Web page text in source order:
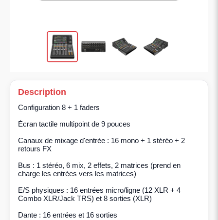
Description
Configuration 8 + 1 faders
Écran tactile multipoint de 9 pouces
Canaux de mixage d'entrée : 16 mono + 1 stéréo + 2
retours FX
Bus : 1 stéréo, 6 mix, 2 effets, 2 matrices (prend en
charge les entrées vers les matrices)
E/S physiques : 16 entrées micro/ligne (12 XLR + 4
Combo XLR/Jack TRS) et 8 sorties (XLR)
Dante : 16 entrées et 16 sorties